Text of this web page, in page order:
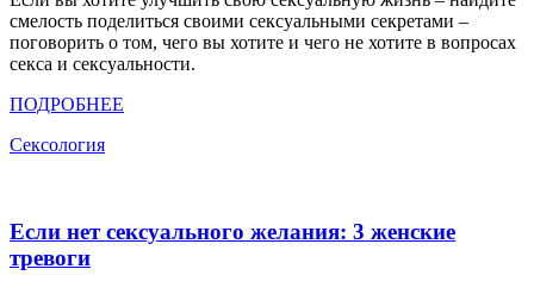
смелость поделиться своими сексуальными секретами –
поговорить о том, чего вы хотите и чего не хотите в вопросах
секса и сексуальности.
ПОДРОБНЕЕ
Сексология
Если нет сексуального желания: 3 женские
тревоги